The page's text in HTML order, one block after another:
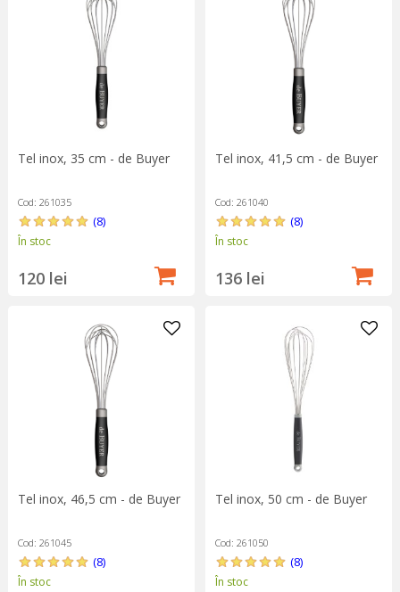
Tel inox, 35 cm - de Buyer
Cod: 261035
(8)
În stoc
120 lei
Tel inox, 41,5 cm - de Buyer
Cod: 261040
(8)
În stoc
136 lei
Tel inox, 46,5 cm - de Buyer
Cod: 261045
(8)
În stoc
Tel inox, 50 cm - de Buyer
Cod: 261050
(8)
În stoc